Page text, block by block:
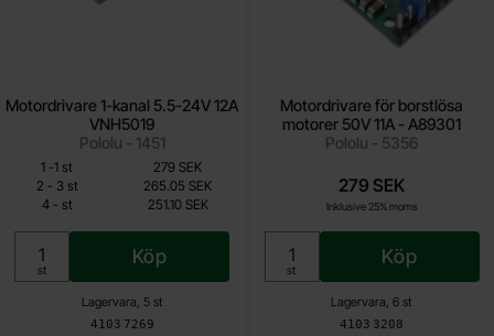
Motordrivare 1-kanal 5.5-24V 12A
VNH5019
Pololu - 1451
Art. nr
4103 7269
Lagervara, 5 st
251.10 SEK
Inklusive 25% moms
Enhet:
st
Köp
Mängdrabatt
Pris /st
1 -till
1 st
279 SEK
2 -till3 st
265.05 SEK
4 -tillst 251.10 SEK
Motordrivare för borstlösa
motorer 50V 11A - A89301
Pololu - 5356
Art. nr
4103 3208
Lagervara, 6 st
279 SEK
Inklusive 25% moms
Enhet:
st
Köp